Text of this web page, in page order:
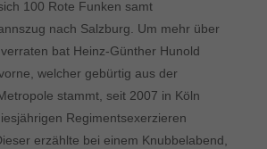
100 Rote Funken samt
nach Salzburg. Um mehr über
bat Heinz-Günther Hunold
welcher gebürtig aus der
stammt, seit 2007 in Köln
Regimentsexerzieren
erzählte bei einem Knubbelabend,